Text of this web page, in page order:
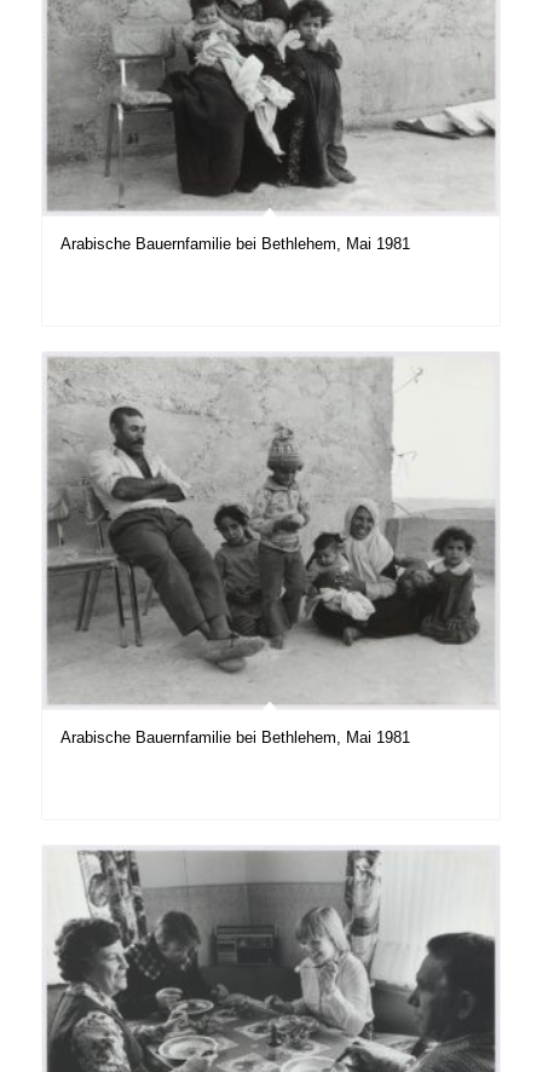
Arabische Bauernfamilie bei Bethlehem, Mai 1981
Arabische Bauernfamilie bei Bethlehem, Mai 1981